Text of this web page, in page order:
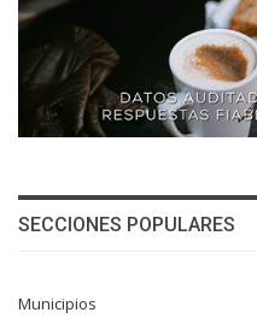
SECCIONES POPULARES
Municipios